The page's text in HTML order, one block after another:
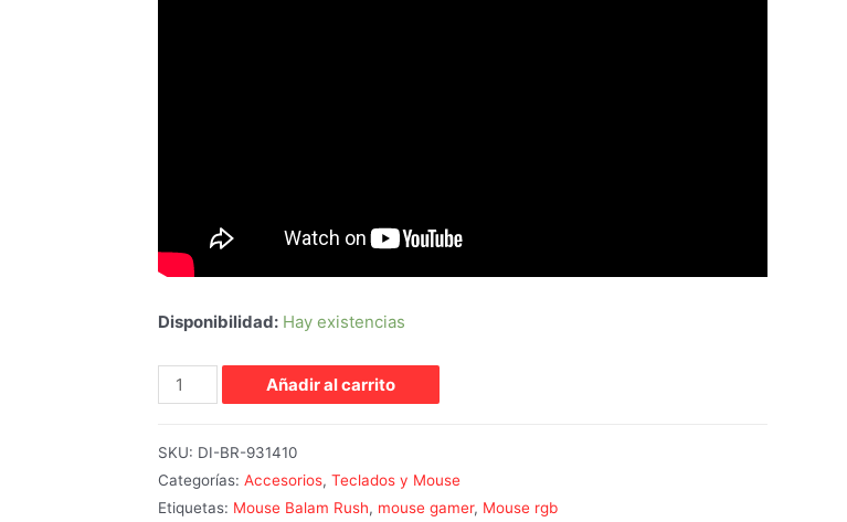
Disponibilidad: Hay existencias
Añadir al carrito
SKU: DI-BR-931410
Categorías: Accesorios, Teclados y Mouse
Etiquetas: Mouse Balam Rush, mouse gamer, Mouse rgb